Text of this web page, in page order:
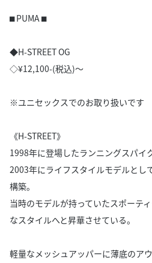
⬛︎ PUMA ⬛︎
◆H-STREET OG
◇¥12,100-(税込)〜
※ユニセックスでのお取り扱いです
《H-STREET》
1998年に登場したランニングスパイ
2003年にライフスタイルモデルとし
構築。
当時のモデルが持っていたスポーテ
なスタイルへと昇華させている。
軽量なメッシュアッパーに薄底のア